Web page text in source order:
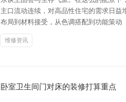
主口流动连续，对高品性住宅的需求日
布局到材料接受，从色调搭配到功能策动
维修资讯
卧室卫生间门对床的装修打算重点